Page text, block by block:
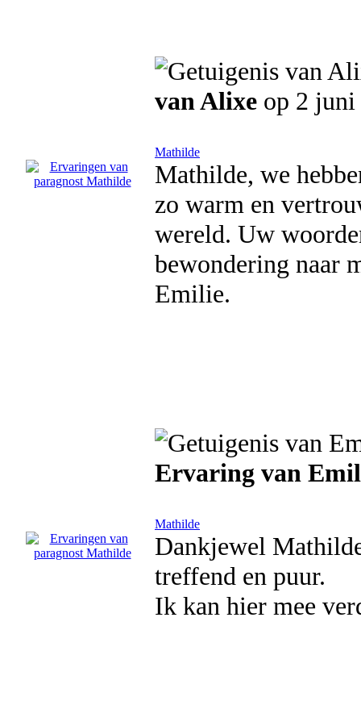
van Alixe op 2 juni
Mathilde
Mathilde, we
zo warm en
wereld. Uw
bewondering naar
Emilie.
Ervaring van
Mathilde
Dankjewel
treffend en puur.
Ik kan hier mee